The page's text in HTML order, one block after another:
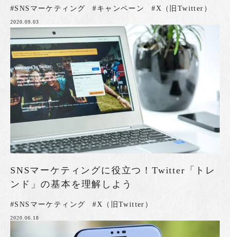
#SNSマーケティング #キャンペーン #X（旧Twitter）
2020.09.03
SNSマーケティングに役立つ！Twitter「トレ
ンド」の基本を理解しよう
#SNSマーケティング #X（旧Twitter）
2020.06.18